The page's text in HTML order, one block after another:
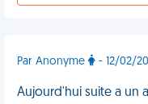
Par Anonyme - 12/02/
Aujourd'hui suite a un